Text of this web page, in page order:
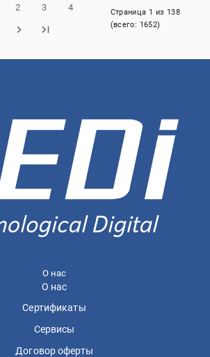
2 3 4 Страница 1 из 138
(всего: 1652)
О нас
О нас
Сертификаты
Сервисы
Договор оферты